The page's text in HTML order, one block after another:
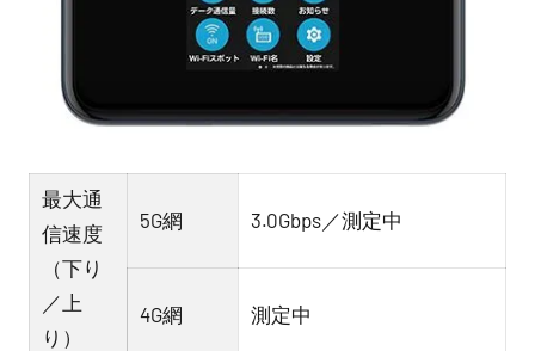
最大通
信速度
（下り
／上
り）
5G網 3.0Gbps／測定中
4G網 測定中